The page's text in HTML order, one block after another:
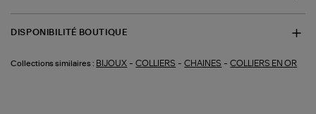
DISPONIBILITÉ BOUTIQUE
Collections similaires : BIJOUX -COLLIERS -CHAINES -COLLIERS EN OR